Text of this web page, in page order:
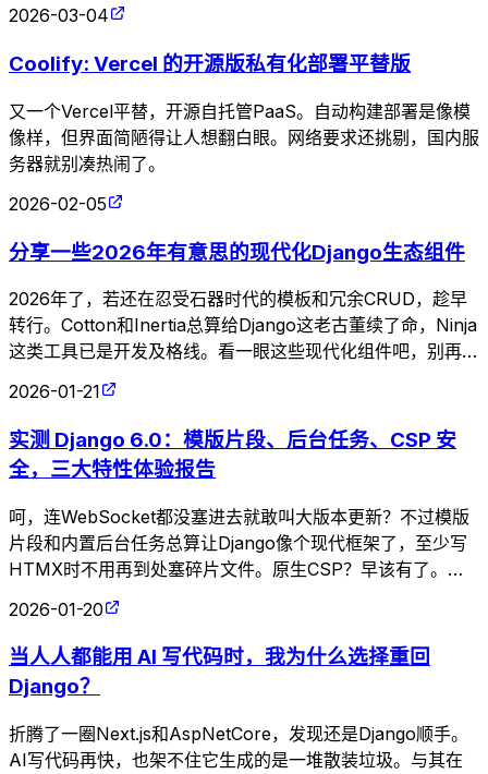
2026-03-04
Coolify: Vercel 的开源版私有化部署平替版
又一个Vercel平替，开源自托管PaaS。自动构建部署是像模
像样，但界面简陋得让人想翻白眼。网络要求还挑剔，国内服
务器就别凑热闹了。
2026-02-05
分享一些2026年有意思的现代化Django生态组件
2026年了，若还在忍受石器时代的模板和冗余CRUD，趁早
转行。Cotton和Inertia总算给Django这老古董续了命，Ninja
这类工具已是开发及格线。看一眼这些现代化组件吧，别再用
那些自我感动的低效代码来折磨审美了。
2026-01-21
实测 Django 6.0：模版片段、后台任务、CSP 安
全，三大特性体验报告
呵，连WebSocket都没塞进去就敢叫大版本更新？不过模版
片段和内置后台任务总算让Django像个现代框架了，至少写
HTMX时不用再到处塞碎片文件。原生CSP？早该有了。至
2026-01-20
当人人都能用 AI 写代码时，我为什么选择重回
Django？
折腾了一圈Next.js和AspNetCore，发现还是Django顺手。
AI写代码再快，也架不住它生成的是一堆散装垃圾。与其在